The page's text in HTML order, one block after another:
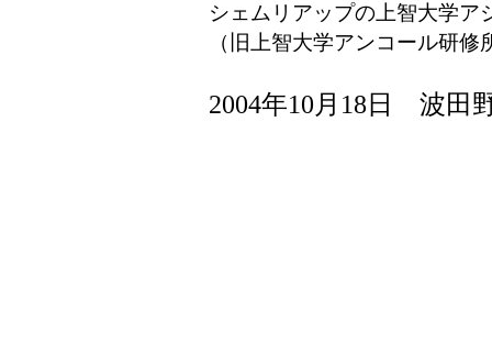
シェムリアップの上智大学ア
（旧上智大学アンコール研修
2004年10月18日 波田